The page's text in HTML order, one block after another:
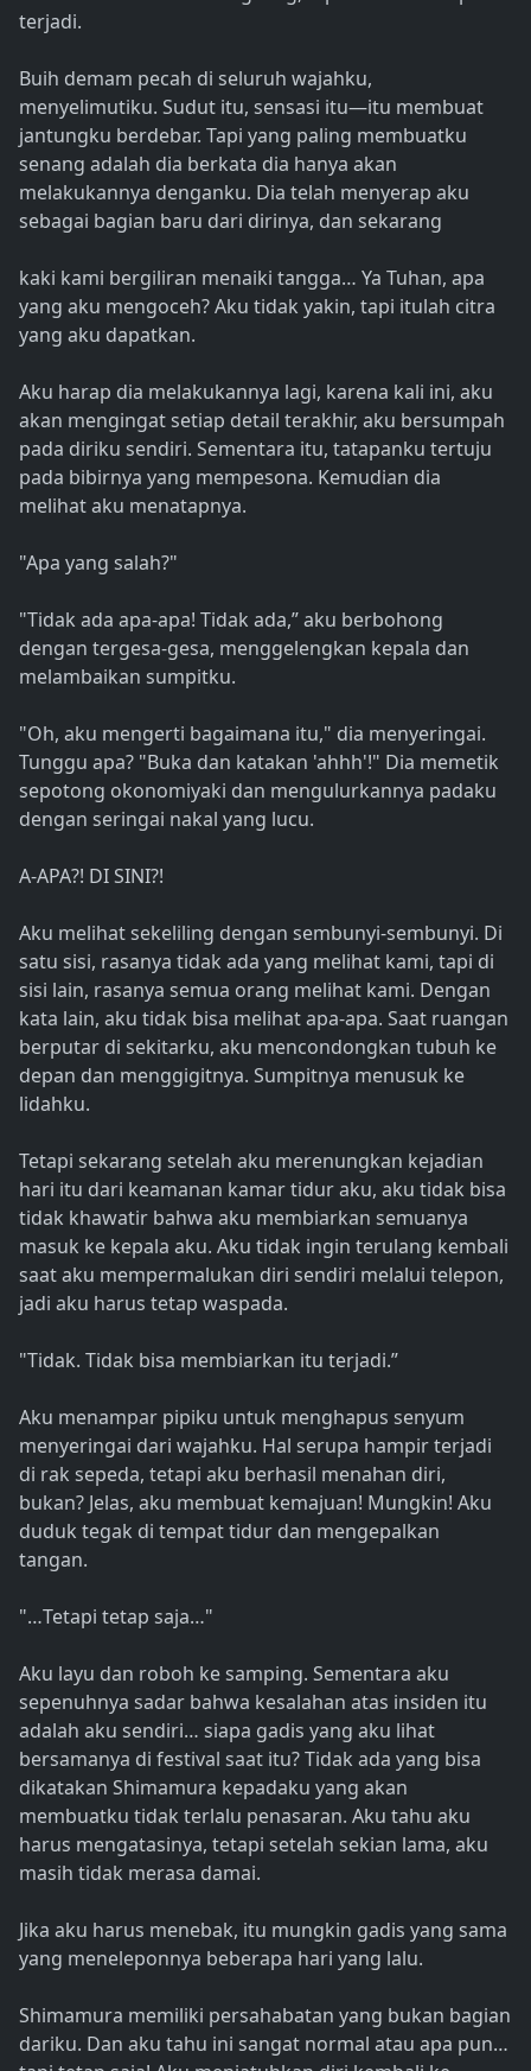
terjadi.
Buih demam pecah di seluruh wajahku,
menyelimutiku. Sudut itu, sensasi itu—itu membuat
jantungku berdebar. Tapi yang paling membuatku
senang adalah dia berkata dia hanya akan
melakukannya denganku. Dia telah menyerap aku
sebagai bagian baru dari dirinya, dan sekarang
kaki kami bergiliran menaiki tangga… Ya Tuhan, apa
yang aku mengoceh? Aku tidak yakin, tapi itulah citra
yang aku dapatkan.
Aku harap dia melakukannya lagi, karena kali ini, aku
akan mengingat setiap detail terakhir, aku bersumpah
pada diriku sendiri. Sementara itu, tatapanku tertuju
pada bibirnya yang mempesona. Kemudian dia
melihat aku menatapnya.
"Apa yang salah?"
"Tidak ada apa-apa! Tidak ada,” aku berbohong
dengan tergesa-gesa, menggelengkan kepala dan
melambaikan sumpitku.
"Oh, aku mengerti bagaimana itu," dia menyeringai.
Tunggu apa? "Buka dan katakan 'ahhh'!" Dia memetik
sepotong okonomiyaki dan mengulurkannya padaku
dengan seringai nakal yang lucu.
A-APA?! DI SINI?!
Aku melihat sekeliling dengan sembunyi-sembunyi. Di
satu sisi, rasanya tidak ada yang melihat kami, tapi di
sisi lain, rasanya semua orang melihat kami. Dengan
kata lain, aku tidak bisa melihat apa-apa. Saat ruangan
berputar di sekitarku, aku mencondongkan tubuh ke
depan dan menggigitnya. Sumpitnya menusuk ke
lidahku.
Tetapi sekarang setelah aku merenungkan kejadian
hari itu dari keamanan kamar tidur aku, aku tidak bisa
tidak khawatir bahwa aku membiarkan semuanya
masuk ke kepala aku. Aku tidak ingin terulang kembali
saat aku mempermalukan diri sendiri melalui telepon,
jadi aku harus tetap waspada.
"Tidak. Tidak bisa membiarkan itu terjadi.”
Aku menampar pipiku untuk menghapus senyum
menyeringai dari wajahku. Hal serupa hampir terjadi
di rak sepeda, tetapi aku berhasil menahan diri,
bukan? Jelas, aku membuat kemajuan! Mungkin! Aku
duduk tegak di tempat tidur dan mengepalkan
tangan.
"…Tetapi tetap saja…"
Aku layu dan roboh ke samping. Sementara aku
sepenuhnya sadar bahwa kesalahan atas insiden itu
adalah aku sendiri… siapa gadis yang aku lihat
bersamanya di festival saat itu? Tidak ada yang bisa
dikatakan Shimamura kepadaku yang akan
membuatku tidak terlalu penasaran. Aku tahu aku
harus mengatasinya, tetapi setelah sekian lama, aku
masih tidak merasa damai.
Jika aku harus menebak, itu mungkin gadis yang sama
yang meneleponnya beberapa hari yang lalu.
Shimamura memiliki persahabatan yang bukan bagian
dariku. Dan aku tahu ini sangat normal atau apa pun…